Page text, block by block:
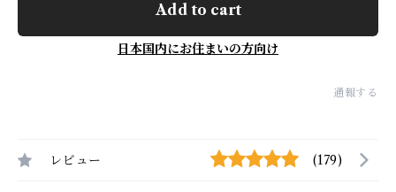
Add to cart
日本国内にお住まいの方向け
通報する
レビュー (179)